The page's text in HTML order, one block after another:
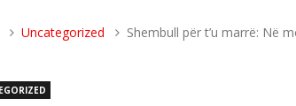
Uncategorized Shembull për t’u marrë: Në